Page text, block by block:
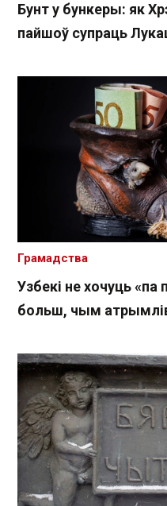
Бунт у бункеры: як
пайшоў супраць
Узбекі не хочуць «па
больш, чым
Грамадства